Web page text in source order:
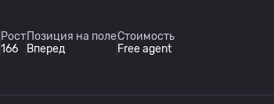
Рост
166
Позиция на поле
Вперед
Стоимость
Free agent